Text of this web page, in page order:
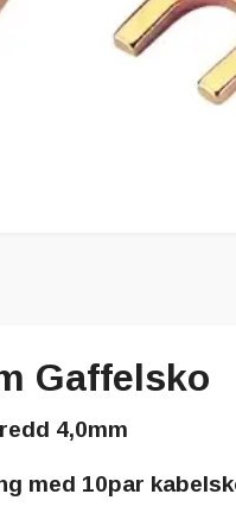
Gaffelsko
4,0mm
med 10par